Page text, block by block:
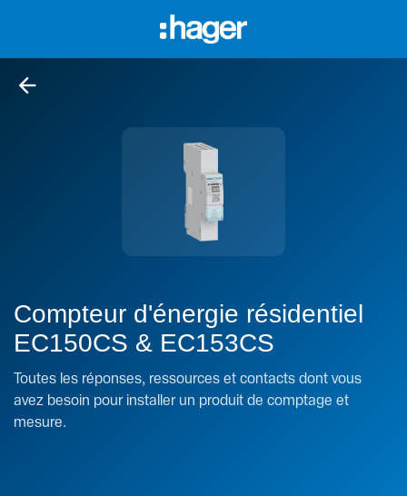
arrow_back
Compteur d'énergie résidentiel
EC150CS & EC153CS
Toutes les réponses, ressources et contacts dont vous
avez besoin pour installer un produit de comptage et
mesure.